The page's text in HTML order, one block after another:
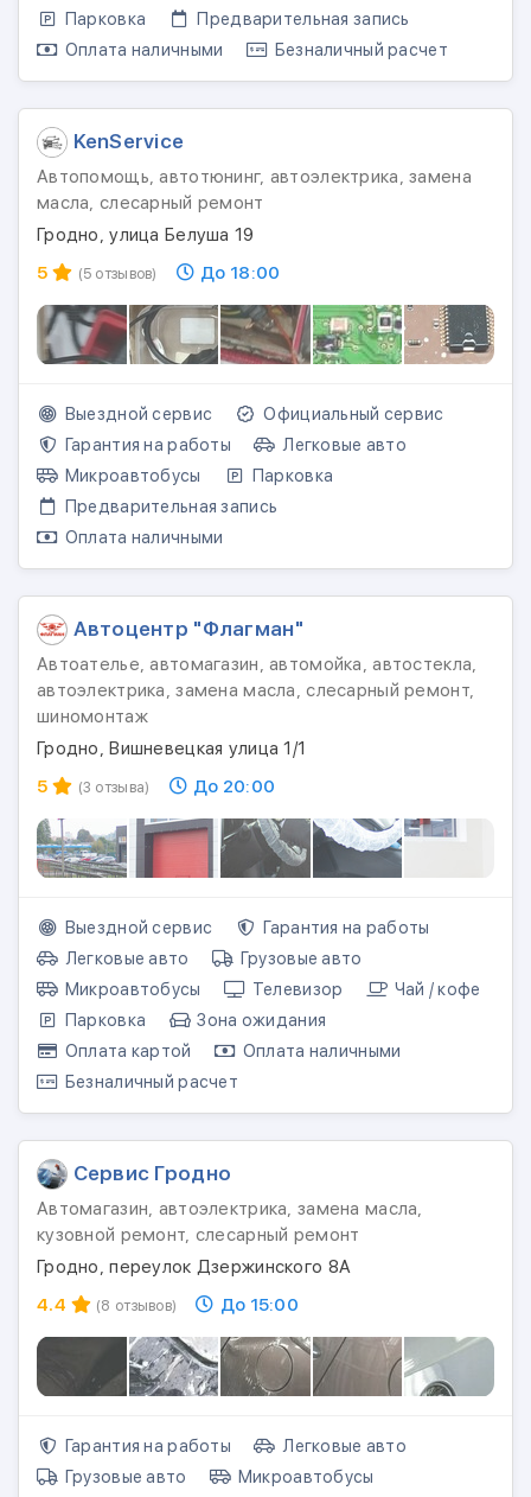
Парковка
Предварительная запись
Оплата наличными
Безналичный расчет
KenService
Автопомощь, автотюнинг, автоэлектрика, замена
масла, слесарный ремонт
Гродно, улица Белуша 19
5
(5 отзывов) До 18:00
Выездной сервис
Официальный сервис
Гарантия на работы
Легковые авто
Микроавтобусы
Парковка
Предварительная запись
Оплата наличными
Автоцентр "Флагман"
Автоателье, автомагазин, автомойка, автостекла,
автоэлектрика, замена масла, слесарный ремонт,
шиномонтаж
Гродно, Вишневецкая улица 1/1
5
(3 отзыва) До 20:00
Выездной сервис
Гарантия на работы
Легковые авто
Грузовые авто
Микроавтобусы
Телевизор
Чай / кофе
Парковка
Зона ожидания
Оплата картой
Оплата наличными
Безналичный расчет
Сервис Гродно
Автомагазин, автоэлектрика, замена масла,
кузовной ремонт, слесарный ремонт
Гродно, переулок Дзержинского 8А
4.4
(8 отзывов) До 15:00
Гарантия на работы
Легковые авто
Грузовые авто
Микроавтобусы